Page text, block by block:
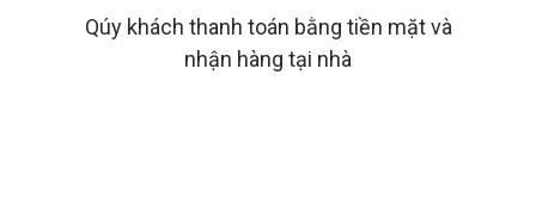
Qúy khách thanh toán bằng tiền mặt và
nhận hàng tại nhà